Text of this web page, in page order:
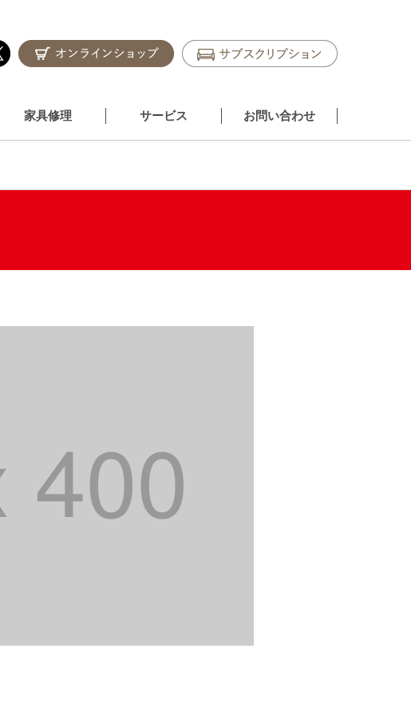
家具修理 サービス お問い合わせ